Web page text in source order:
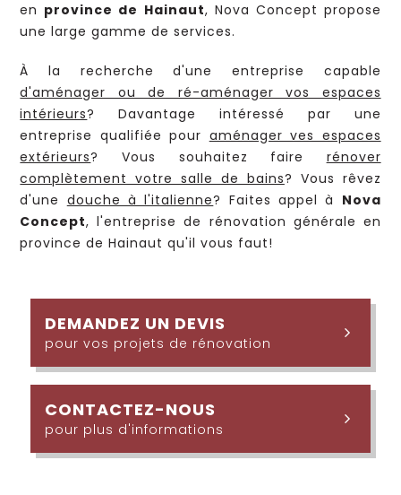
en province de Hainaut, Nova Concept propose
une large gamme de services.
À la recherche d'une entreprise capable
d'aménager ou de ré-aménager vos espaces
intérieurs? Davantage intéressé par une
entreprise qualifiée pour aménager ves espaces
extérieurs? Vous souhaitez faire rénover
complètement votre salle de bains? Vous rêvez
d'une douche à l'italienne? Faites appel à Nova
Concept, l'entreprise de rénovation générale en
province de Hainaut qu'il vous faut!
DEMANDEZ UN DEVIS
pour vos projets de rénovation
CONTACTEZ-NOUS
pour plus d'informations